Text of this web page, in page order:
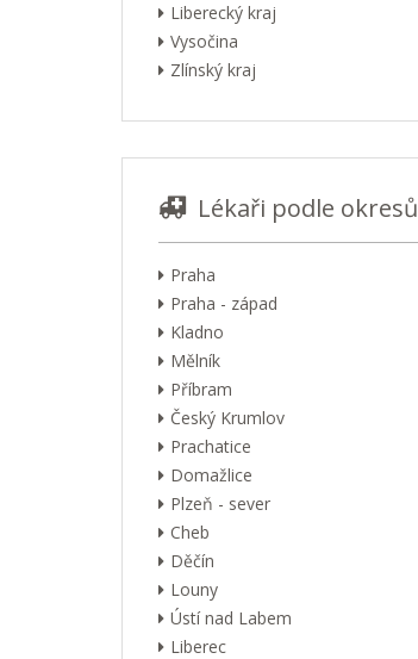
Liberecký kraj
Vysočina
Zlínský kraj
Lékaři podle okresů
Praha
Praha - západ
Kladno
Mělník
Příbram
Český Krumlov
Prachatice
Domažlice
Plzeň - sever
Cheb
Děčín
Louny
Ústí nad Labem
Liberec